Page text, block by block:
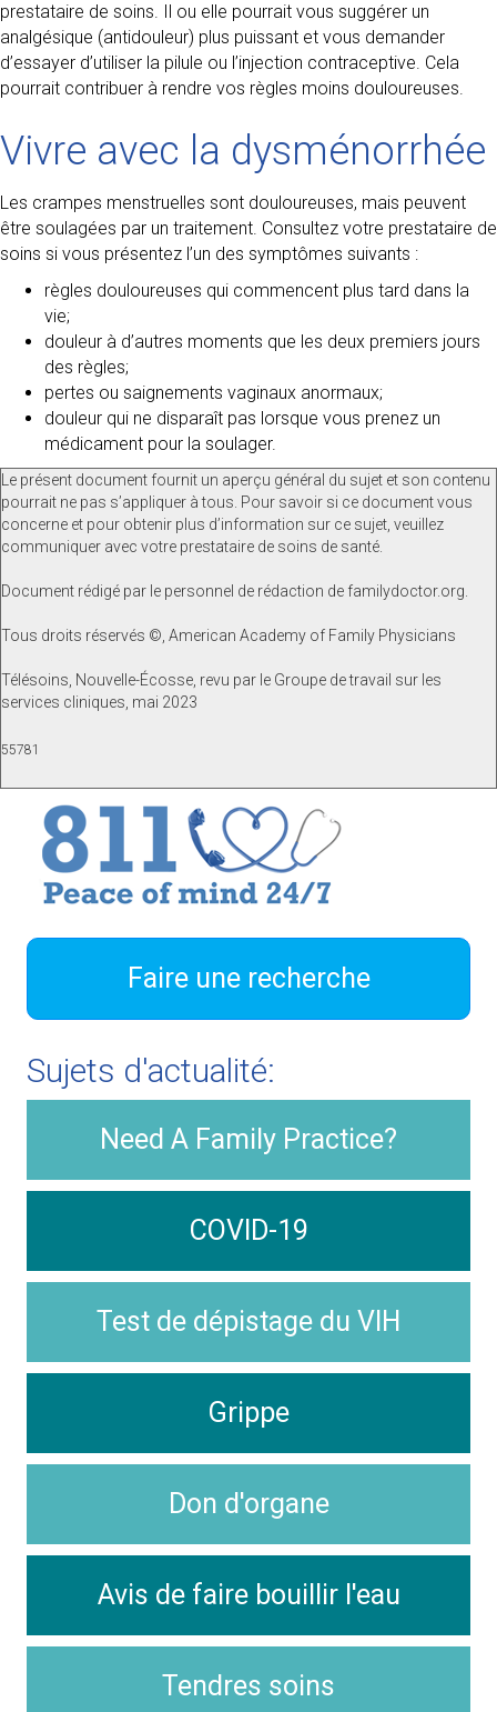
prestataire de soins. Il ou elle pourrait vous suggérer un
analgésique (antidouleur) plus puissant et vous demander
d’essayer d’utiliser la pilule ou l’injection contraceptive. Cela
pourrait contribuer à rendre vos règles moins douloureuses.
Vivre avec la dysménorrhée
Les crampes menstruelles sont douloureuses, mais peuvent
être soulagées par un traitement. Consultez votre prestataire de
soins si vous présentez l’un des symptômes suivants :
règles douloureuses qui commencent plus tard dans la
vie;
douleur à d’autres moments que les deux premiers jours
des règles;
pertes ou saignements vaginaux anormaux;
douleur qui ne disparaît pas lorsque vous prenez un
médicament pour la soulager.
Le présent document fournit un aperçu général du sujet et son contenu
pourrait ne pas s’appliquer à tous. Pour savoir si ce document vous
concerne et pour obtenir plus d’information sur ce sujet, veuillez
communiquer avec votre prestataire de soins de santé.
Document rédigé par le personnel de rédaction de familydoctor.org.
Tous droits réservés ©, American Academy of Family Physicians
Télésoins, Nouvelle-Écosse, revu par le Groupe de travail sur les
services cliniques, mai 2023
55781
Faire une recherche
Sujets d'actualité:
Need A Family Practice?
COVID-19
Test de dépistage du VIH
Grippe
Don d'organe
Avis de faire bouillir l'eau
Tendres soins